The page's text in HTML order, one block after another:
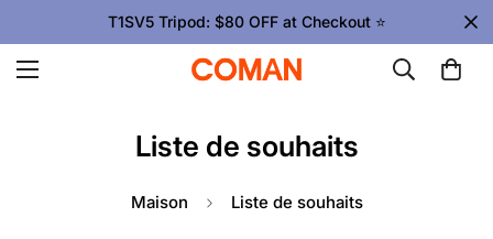
T1SV5 Tripod: $80 OFF at Checkout ⭐
Liste de souhaits
Maison Liste de souhaits